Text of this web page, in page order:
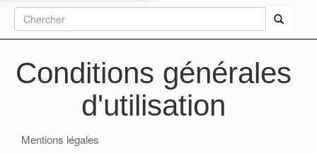
Formulaire
de
recherche
Rechercher
Conditions générales
d'utilisation
Mentions légales